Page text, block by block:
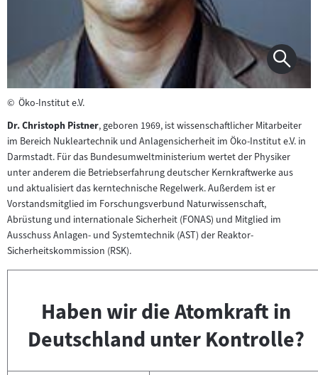
© Öko-Institut e.V.
Dr. Christoph Pistner, geboren 1969, ist wissenschaftlicher Mitarbeiter
im Bereich Nukleartechnik und Anlagensicherheit im Öko-Institut e.V. in
Darmstadt. Für das Bundesumweltministerium wertet der Physiker
unter anderem die Betriebserfahrung deutscher Kernkraftwerke aus
und aktualisiert das kerntechnische Regelwerk. Außerdem ist er
Vorstandsmitglied im Forschungsverbund Naturwissenschaft,
Abrüstung und internationale Sicherheit (FONAS) und Mitglied im
Ausschuss Anlagen- und Systemtechnik (AST) der Reaktor-
Sicherheitskommission (RSK).
Haben wir die Atomkraft in
Deutschland unter Kontrolle?